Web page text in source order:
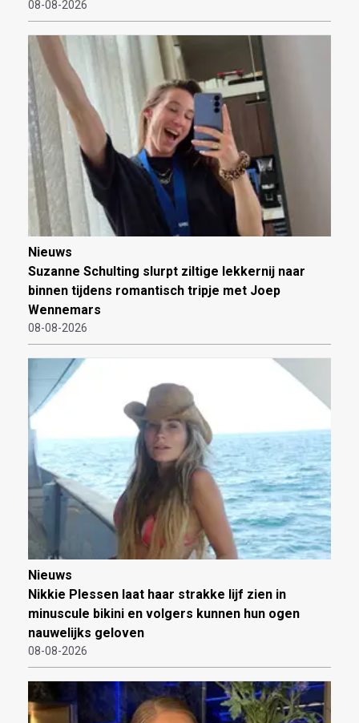
08-08-2026
Nieuws
Suzanne Schulting slurpt ziltige lekkernij naar
binnen tijdens romantisch tripje met Joep
Wennemars
08-08-2026
Nieuws
Nikkie Plessen laat haar strakke lijf zien in
minuscule bikini en volgers kunnen hun ogen
nauwelijks geloven
08-08-2026